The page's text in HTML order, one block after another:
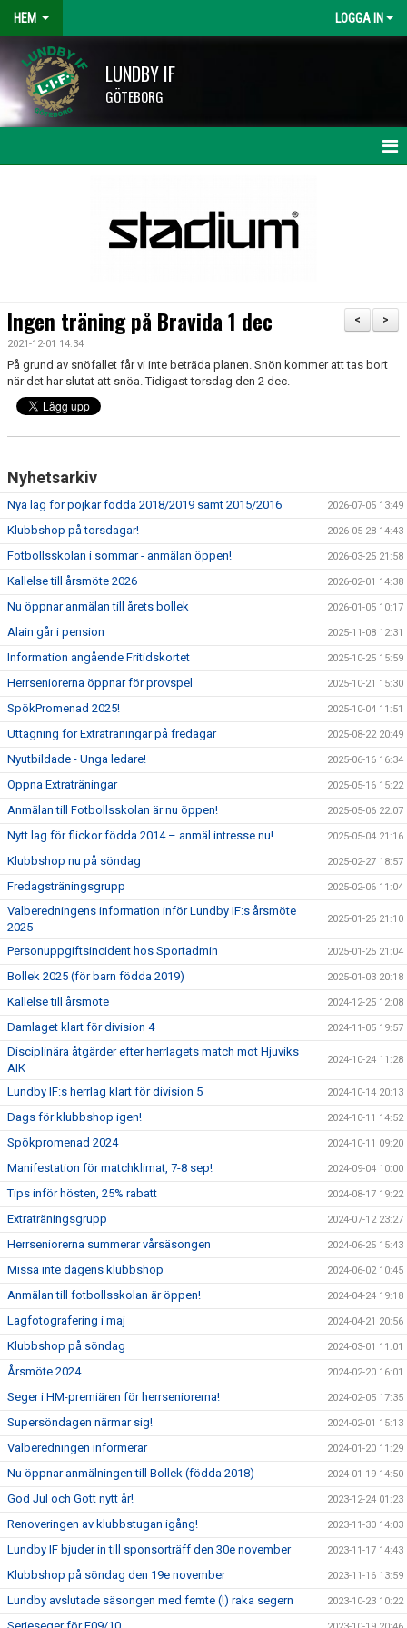
HEM LOGGA IN
LUNDBY IF
GÖTEBORG
HISINGSCUPEN
KLUBBSHOP
FÖRENINGSAKTIVITETER
SAMARBETSPARTNERS
KONTAKT
>
<
Ingen träning på Bravida 1 dec
2021-12-01 14:34
På grund av snöfallet får vi inte beträda planen. Snön kommer att tas bort
när det har slutat att snöa. Tidigast torsdag den 2 dec.
Nyhetsarkiv
Nya lag för pojkar födda 2018/2019 samt 2015/2016 2026-07-05 13:49
Klubbshop på torsdagar! 2026-05-28 14:43
Fotbollsskolan i sommar - anmälan öppen! 2026-03-25 21:58
Kallelse till årsmöte 2026 2026-02-01 14:38
Nu öppnar anmälan till årets bollek 2026-01-05 10:17
Alain går i pension 2025-11-08 12:31
Information angående Fritidskortet 2025-10-25 15:59
Herrseniorerna öppnar för provspel 2025-10-21 15:30
SpökPromenad 2025! 2025-10-04 11:51
Uttagning för Extraträningar på fredagar 2025-08-22 20:49
Nyutbildade - Unga ledare! 2025-06-16 16:34
Öppna Extraträningar 2025-05-16 15:22
Anmälan till Fotbollsskolan är nu öppen! 2025-05-06 22:07
Nytt lag för flickor födda 2014 – anmäl intresse nu! 2025-05-04 21:16
Klubbshop nu på söndag 2025-02-27 18:57
Fredagsträningsgrupp 2025-02-06 11:04
Valberedningens information inför Lundby IF:s årsmöte
2025
2025-01-26 21:10
Personuppgiftsincident hos Sportadmin 2025-01-25 21:04
Bollek 2025 (för barn födda 2019) 2025-01-03 20:18
Kallelse till årsmöte 2024-12-25 12:08
Damlaget klart för division 4 2024-11-05 19:57
Disciplinära åtgärder efter herrlagets match mot Hjuviks
AIK
2024-10-24 11:28
Lundby IF:s herrlag klart för division 5 2024-10-14 20:13
Dags för klubbshop igen! 2024-10-11 14:52
Spökpromenad 2024 2024-10-11 09:20
Manifestation för matchklimat, 7-8 sep! 2024-09-04 10:00
Tips inför hösten, 25% rabatt 2024-08-17 19:22
Extraträningsgrupp 2024-07-12 23:27
Herrseniorerna summerar vårsäsongen 2024-06-25 15:43
Missa inte dagens klubbshop 2024-06-02 10:45
Anmälan till fotbollsskolan är öppen! 2024-04-24 19:18
Lagfotografering i maj 2024-04-21 20:56
Klubbshop på söndag 2024-03-01 11:01
Årsmöte 2024 2024-02-20 16:01
Seger i HM-premiären för herrseniorerna! 2024-02-05 17:35
Supersöndagen närmar sig! 2024-02-01 15:13
Valberedningen informerar 2024-01-20 11:29
Nu öppnar anmälningen till Bollek (födda 2018) 2024-01-19 14:50
God Jul och Gott nytt år! 2023-12-24 01:23
Renoveringen av klubbstugan igång! 2023-11-30 14:03
Lundby IF bjuder in till sponsorträff den 30e november 2023-11-17 14:43
Klubbshop på söndag den 19e november 2023-11-16 13:59
Lundby avslutade säsongen med femte (!) raka segern 2023-10-23 10:22